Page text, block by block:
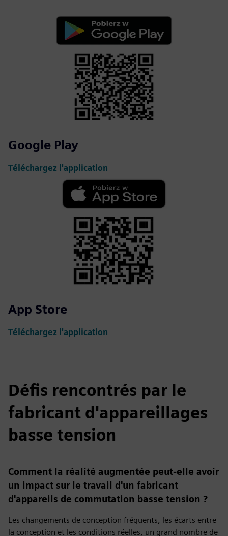
Google Play
Téléchargez l'application
App Store
Téléchargez l'application
Défis rencontrés par le
fabricant d'appareillages
basse tension
Comment la réalité augmentée peut-elle avoir
un impact sur le travail d'un fabricant
d'appareils de commutation basse tension ?
Les changements de conception fréquents, les écarts entre
la conception et les conditions réelles, un grand nombre de